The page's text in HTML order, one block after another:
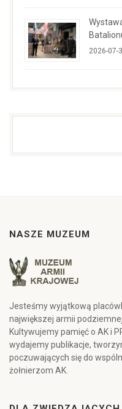
2026-07-
NASZE MUZEUM
Jesteśmy wyjątkową
największej armii
Kultywujemy pamięć o AK i
wydajemy publikacje,
poczuwających się do
żołnierzom AK.